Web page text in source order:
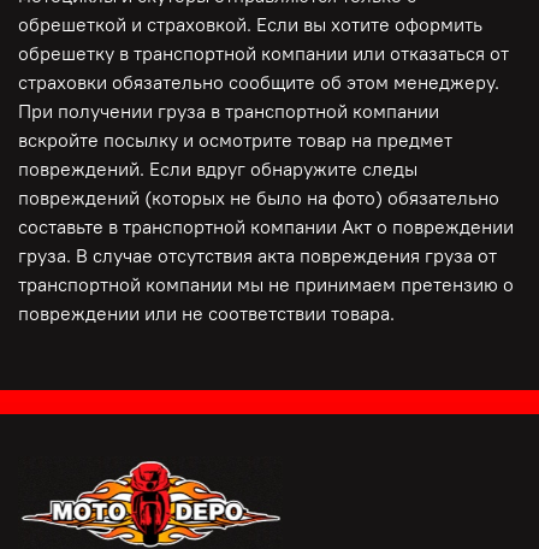
обрешеткой и страховкой. Если вы хотите оформить
обрешетку в транспортной компании или отказаться от
страховки обязательно сообщите об этом менеджеру.
При получении груза в транспортной компании
вскройте посылку и осмотрите товар на предмет
повреждений. Если вдруг обнаружите следы
повреждений (которых не было на фото) обязательно
составьте в транспортной компании Акт о повреждении
груза. В случае отсутствия акта повреждения груза от
транспортной компании мы не принимаем претензию о
повреждении или не соответствии товара.